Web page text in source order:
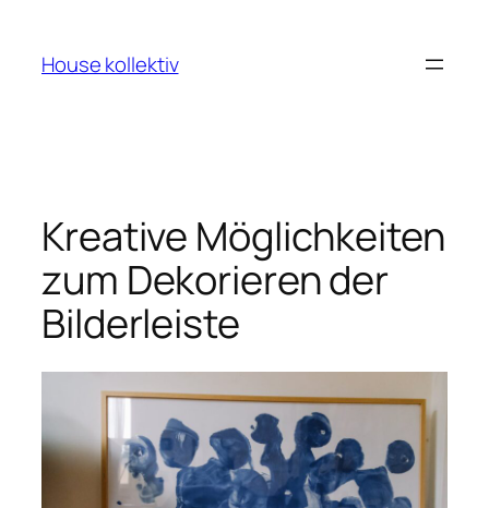
springen
House kollektiv
Kreative Möglichkeiten
zum Dekorieren der
Bilderleiste